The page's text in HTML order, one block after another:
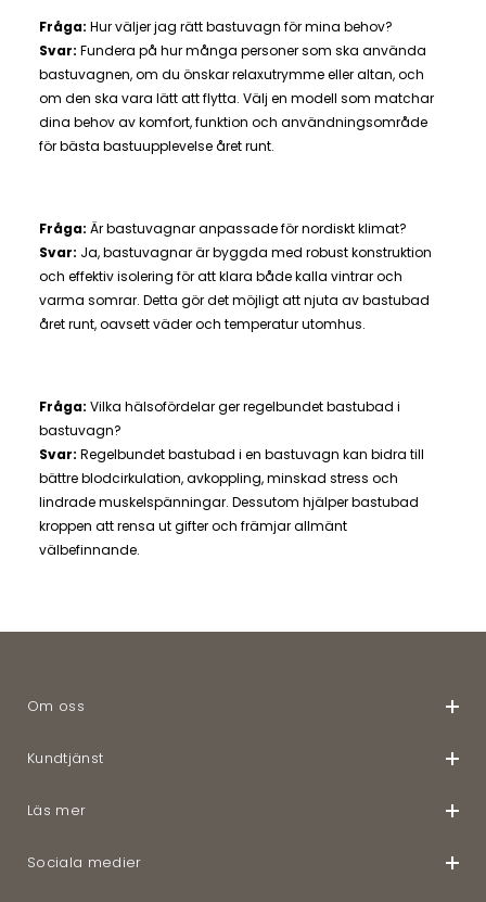
Fråga: Hur väljer jag rätt bastuvagn för mina behov?
Svar: Fundera på hur många personer som ska använda
bastuvagnen, om du önskar relaxutrymme eller altan, och
om den ska vara lätt att flytta. Välj en modell som matchar
dina behov av komfort, funktion och användningsområde
för bästa bastuupplevelse året runt.
Fråga: Är bastuvagnar anpassade för nordiskt klimat?
Svar: Ja, bastuvagnar är byggda med robust konstruktion
och effektiv isolering för att klara både kalla vintrar och
varma somrar. Detta gör det möjligt att njuta av bastubad
året runt, oavsett väder och temperatur utomhus.
Fråga: Vilka hälsofördelar ger regelbundet bastubad i
bastuvagn?
Svar: Regelbundet bastubad i en bastuvagn kan bidra till
bättre blodcirkulation, avkoppling, minskad stress och
lindrade muskelspänningar. Dessutom hjälper bastubad
kroppen att rensa ut gifter och främjar allmänt
välbefinnande.
Om oss
Kundtjänst
Läs mer
Sociala medier